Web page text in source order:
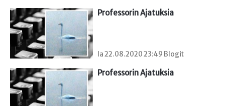
Professorin Ajatuksia
la 22.08.2020 23:49 Blogit
Professorin Ajatuksia